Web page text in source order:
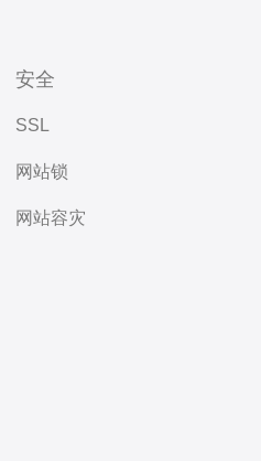
安全
SSL
网站锁
网站容灾